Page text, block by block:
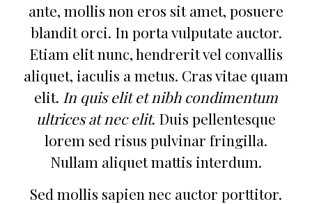
ante, mollis non eros sit amet, posuere
blandit orci. In porta vulputate auctor.
Etiam elit nunc, hendrerit vel convallis
aliquet, iaculis a metus. Cras vitae quam
elit. In quis elit et nibh condimentum
ultrices at nec elit. Duis pellentesque
lorem sed risus pulvinar fringilla.
Nullam aliquet mattis interdum.
Sed mollis sapien nec auctor porttitor.